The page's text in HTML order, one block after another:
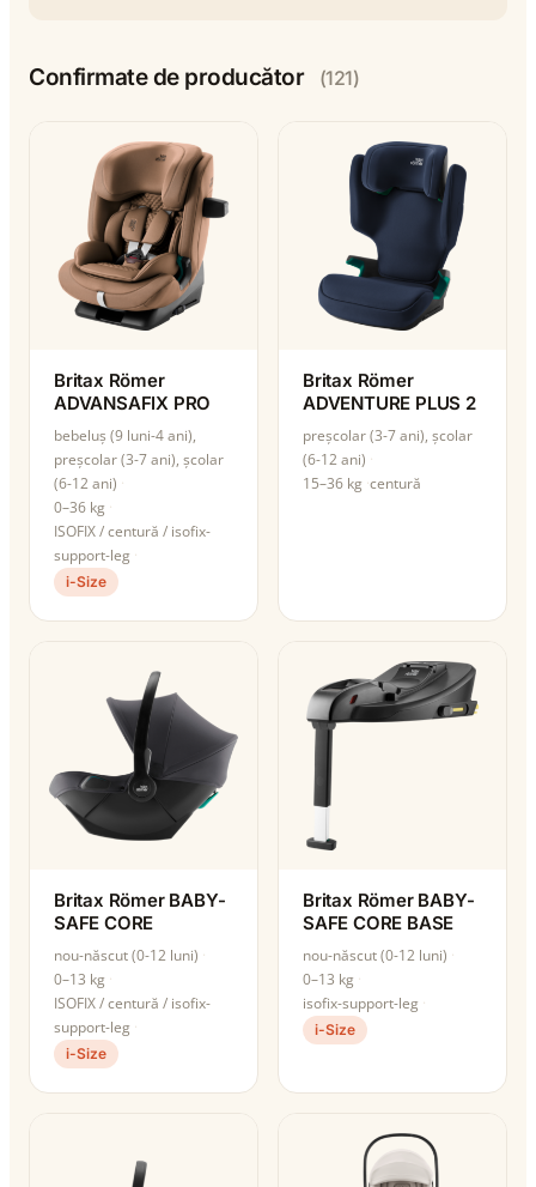
Confirmate de producător (121)
Britax Römer
ADVANSAFIX PRO
bebeluș (9 luni-4 ani),
preșcolar (3-7 ani), școlar
(6-12 ani)
0–36 kg
ISOFIX / centură / isofix-
support-leg
i-Size
Britax Römer
ADVENTURE PLUS 2
preșcolar (3-7 ani), școlar
(6-12 ani)
15–36 kg centură
Britax Römer BABY-
SAFE CORE
nou-născut (0-12 luni)
0–13 kg
ISOFIX / centură / isofix-
support-leg
i-Size
Britax Römer BABY-
SAFE CORE BASE
nou-născut (0-12 luni)
0–13 kg
isofix-support-leg
i-Size